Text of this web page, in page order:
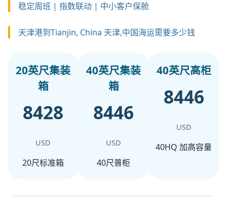
稳定周班 | 指数联动 | 中小客户保舱
天津港到Tianjin, China 天津,中国海运需要多少钱
20英尺集装
箱
8428
USD
20尺标准箱
40英尺集装
箱
8446
USD
40尺普柜
40英尺高柜
8446
USD
40HQ 加高容量